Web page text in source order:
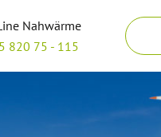
Nahwärme
820 75 - 115